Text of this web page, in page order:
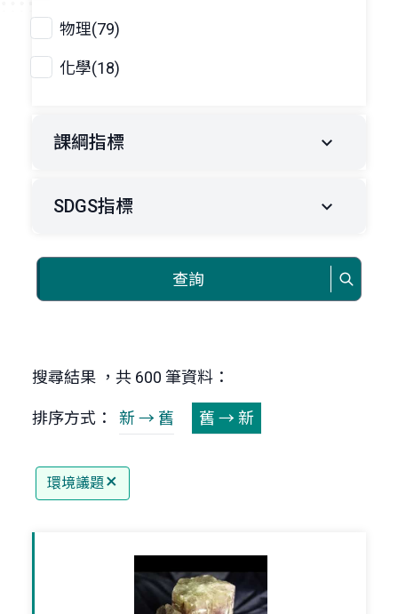
物理(79)
化學(18)
課綱指標
SDGS指標
查詢
搜尋結果 ，共 600 筆資料：
排序方式： 新 → 舊 舊 → 新
環境議題